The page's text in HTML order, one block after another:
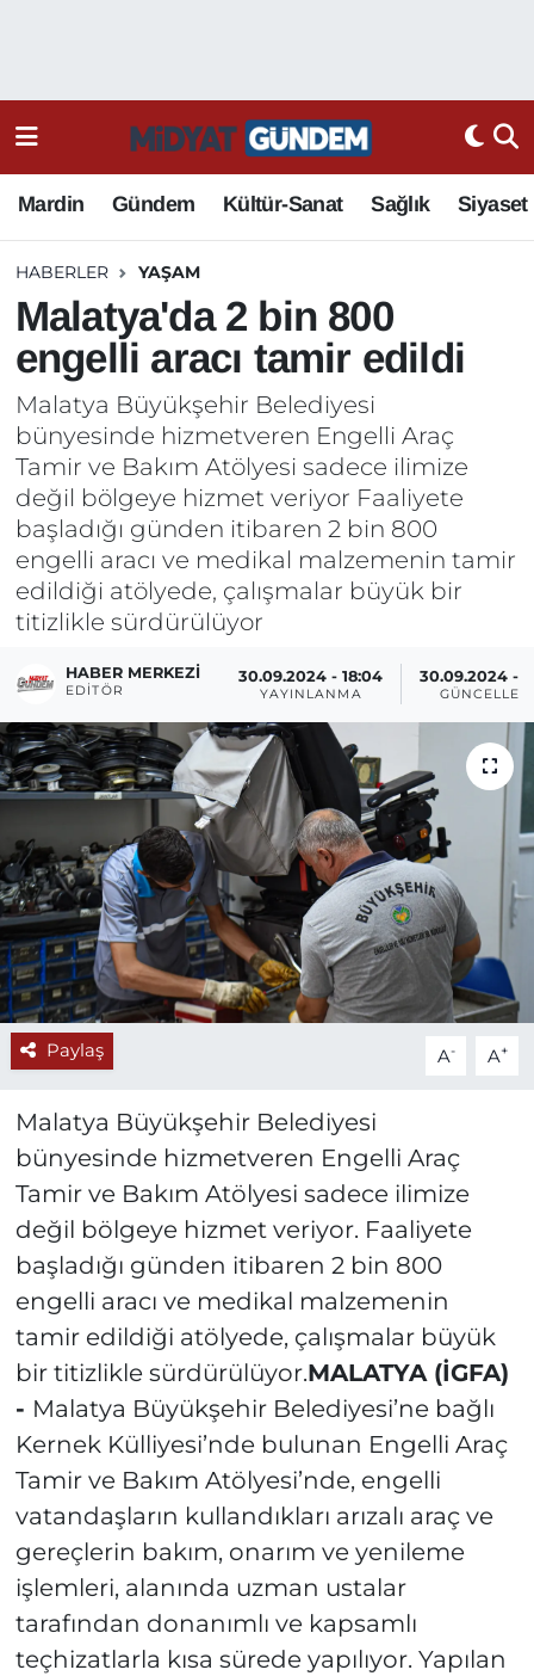
Mardin Gündem Kültür-Sanat Sağlık Siyaset
HABERLER YAŞAM
Malatya'da 2 bin 800
engelli aracı tamir edildi
Malatya Büyükşehir Belediyesi
bünyesinde hizmetveren Engelli Araç
Tamir ve Bakım Atölyesi sadece ilimize
değil bölgeye hizmet veriyor Faaliyete
başladığı günden itibaren 2 bin 800
engelli aracı ve medikal malzemenin tamir
edildiği atölyede, çalışmalar büyük bir
titizlikle sürdürülüyor
HABER MERKEZI
EDITÖR
30.09.2024 - 18:04
YAYINLANMA
30.09.2024 -
Paylaş A- A+
Malatya Büyükşehir Belediyesi
bünyesinde hizmetveren Engelli Araç
Tamir ve Bakım Atölyesi sadece ilimize
değil bölgeye hizmet veriyor. Faaliyete
başladığı günden itibaren 2 bin 800
engelli aracı ve medikal malzemenin
tamir edildiği atölyede, çalışmalar büyük
bir titizlikle sürdürülüyor.MALATYA (İGFA)
- Malatya Büyükşehir Belediyesi’ne bağlı
Kernek Külliyesi’nde bulunan Engelli Araç
Tamir ve Bakım Atölyesi’nde, engelli
vatandaşların kullandıkları arızalı araç ve
gereçlerin bakım, onarım ve yenileme
işlemleri, alanında uzman ustalar
tarafından donanımlı ve kapsamlı
teçhizatlarla kısa sürede yapılıyor. Yapılan